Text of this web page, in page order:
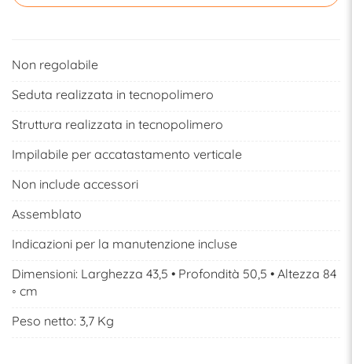
Non regolabile
Seduta realizzata in tecnopolimero
Struttura realizzata in tecnopolimero
Impilabile per accatastamento verticale
Non include accessori
Assemblato
Indicazioni per la manutenzione incluse
Dimensioni: Larghezza 43,5 • Profondità 50,5 • Altezza 84
◦ cm
Peso netto: 3,7 Kg